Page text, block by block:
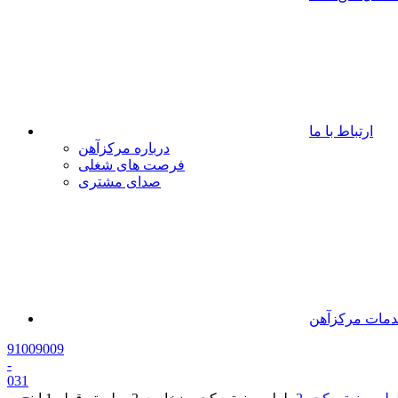
ارتباط با ما
درباره مرکزآهن
فرصت های شغلی
صدای مشتری
مرکزآهن
91009009
-
031